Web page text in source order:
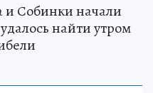
и Собинки начали
найти утром